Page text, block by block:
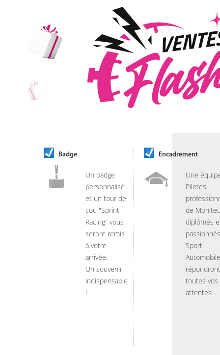
Badge
Un badge
personnalisé
et un tour de
cou "Sprint
Racing" vous
seront remis
à votre
arrivée.
Un souvenir
indispensable
!
Encadrement
Une
Pilotes
de
diplômés
Sport
Automobile
toutes vos
attentes...